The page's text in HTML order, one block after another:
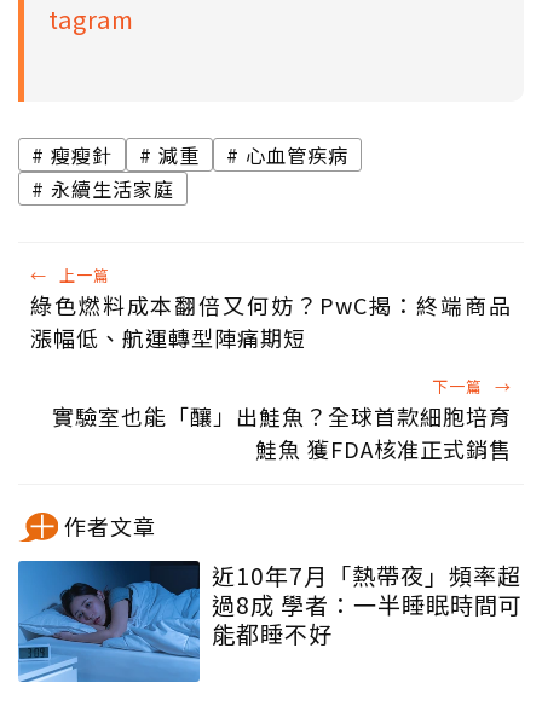
tagram
瘦瘦針 減重
心血管疾病
永續生活家庭
← 上一篇
綠色燃料成本翻倍又何妨？PwC揭：終端商品
漲幅低、航運轉型陣痛期短
下一篇 →
實驗室也能「釀」出鮭魚？全球首款細胞培育
鮭魚 獲FDA核准正式銷售
作者文章
近10年7月「熱帶夜」頻率超
過8成 學者：一半睡眠時間可
能都睡不好